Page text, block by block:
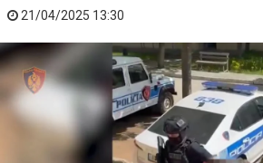
21/04/2025 13:30